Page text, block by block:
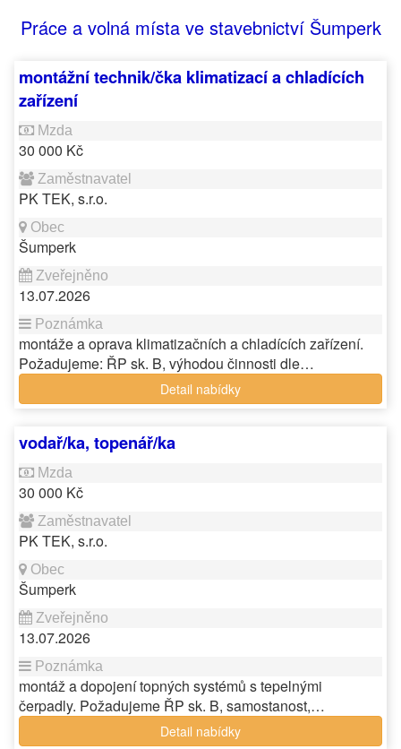
Práce a volná místa ve stavebnictví Šumperk
montážní technik/čka klimatizací a chladících
zařízení
30 000 Kč
PK TEK, s.r.o.
Šumperk
13.07.2026
montáže a oprava klimatizačních a chladících zařízení.
Požadujeme: ŘP sk. B, výhodou činnosti dle…
Detail nabídky
vodař/ka, topenář/ka
30 000 Kč
PK TEK, s.r.o.
Šumperk
13.07.2026
montáž a dopojení topných systémů s tepelnými
čerpadly. Požadujeme ŘP sk. B, samostanost,…
Detail nabídky